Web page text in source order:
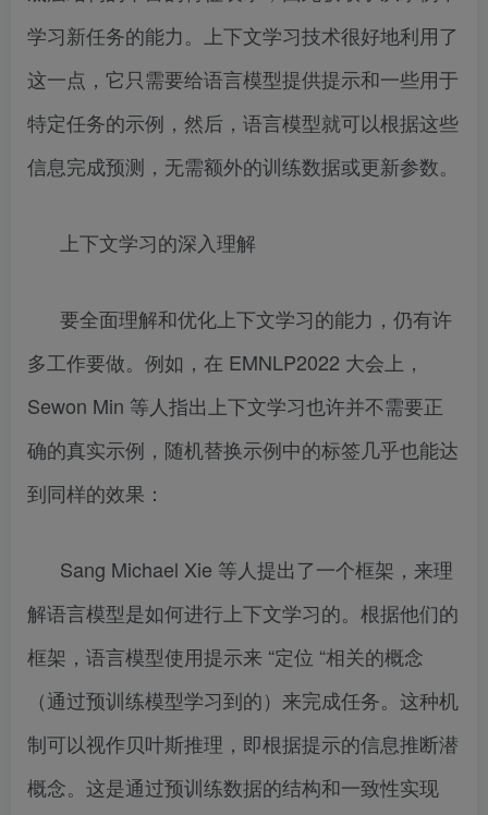
学习新任务的能力。上下文学习技术很好地利用了
这一点，它只需要给语言模型提供提示和一些用于
特定任务的示例，然后，语言模型就可以根据这些
信息完成预测，无需额外的训练数据或更新参数。
上下文学习的深入理解
要全面理解和优化上下文学习的能力，仍有许
多工作要做。例如，在 EMNLP2022 大会上，
Sewon Min 等人指出上下文学习也许并不需要正
确的真实示例，随机替换示例中的标签几乎也能达
到同样的效果：
Sang Michael Xie 等人提出了一个框架，来理
解语言模型是如何进行上下文学习的。根据他们的
框架，语言模型使用提示来 “定位 “相关的概念
（通过预训练模型学习到的）来完成任务。这种机
制可以视作贝叶斯推理，即根据提示的信息推断潜
概念。这是通过预训练数据的结构和一致性实现